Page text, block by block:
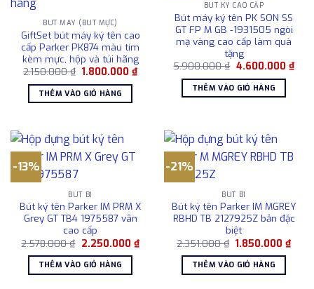
BÚT MÁY (BÚT MỰC)
GiftSet bút máy ký tên cao
cấp Parker PK874 màu tím
kèm mực, hộp và túi hãng
2.150.000₫ Giá
là:
2.150.000 ₫.
1.800.000₫Giá
hiện
THÊM VÀO GIỎ HÀNG
BÚT KÝ CAO CẤP
Bút máy ký tên PK SON SS
GT FP M GB -1931505 ngòi
mạ vàng cao cấp làm quà
tặng
5.900.000₫ Giá
là:
5.900.000 ₫.
4.600.000 ₫Giá
hiện
THÊM VÀO GIỎ HÀNG
-13%
BÚT BI
Bút ký tên Parker IM PRM X
Grey GT TB4 1975587 vân
cao cấp
2.578.000₫ Giá
là:
2.578.000 ₫.
2.250.000 ₫Giá
hiện
2.250.000 ₫.
THÊM VÀO GIỎ HÀNG
-21%
BÚT BI
Bút ký tên Parker IM MGREY
RBHD TB 2127925Z bản đặc
biệt
2.351.000₫ Giá
là:
2.351.000 ₫.
1.850.000₫Giá
hiện
THÊM VÀO GIỎ HÀNG